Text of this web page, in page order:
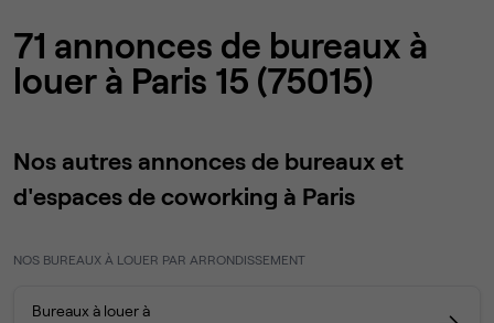
71 annonces de bureaux à
louer à Paris 15 (75015)
Nos autres annonces de bureaux et
d'espaces de coworking à Paris
NOS BUREAUX À LOUER PAR ARRONDISSEMENT
Bureaux à louer à